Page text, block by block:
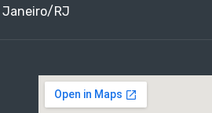
Janeiro/RJ